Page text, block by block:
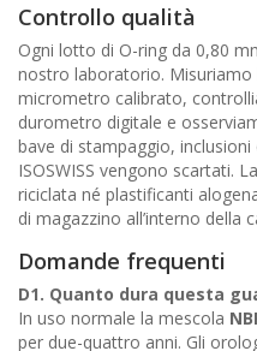
Controllo qualità
Ogni lotto di O-ring da 0,80
nostro laboratorio.
micrometro calibrato,
durometro digitale e
bave di stampaggio,
ISOSWISS vengono scartati.
riciclata né plastificanti
di magazzino all’interno della
Domande frequenti
D1. Quanto dura questa
In uso normale la mescola
per due-quattro anni. Gli